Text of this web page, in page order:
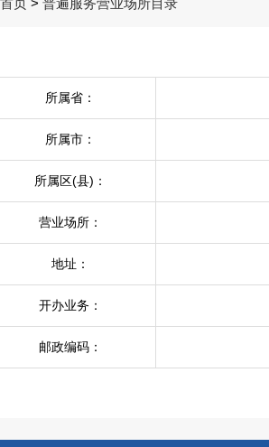
首页 > 普遍服务营业场所目录
所属省：
所属市：
所属区(县)：
营业场所：
地址：
开办业务：
邮政编码：